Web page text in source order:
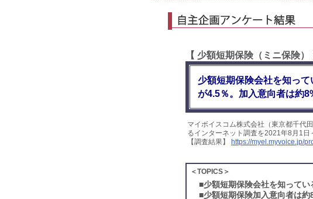
【 少額短期保険（ミニ保険
少額短期保険会社を知っ
が4.5％。加入意向者は約
マイボイスコム株式会社（東京都千代
るインターネット調査を2021年8月1日
【調査結果】
https://myel.myvoice.jp/
＜TOPICS＞
■少額短期保険会社を知って
■少額短期保険加入意向者は